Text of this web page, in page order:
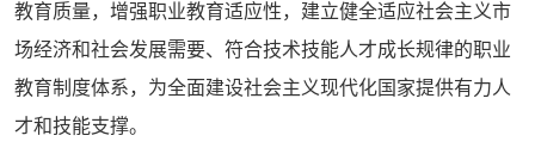
教育质量，增强职业教育适应性，建立健全适应社会主义市
场经济和社会发展需要、符合技术技能人才成长规律的职业
教育制度体系，为全面建设社会主义现代化国家提供有力人
才和技能支撑。